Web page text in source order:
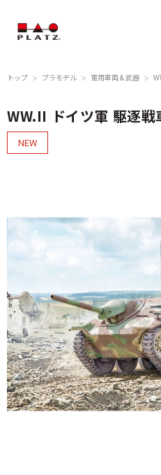
トップ ＞ プラモデル ＞ 軍用車両 & 武器 ＞
WW.II ドイツ軍 駆逐
NEW